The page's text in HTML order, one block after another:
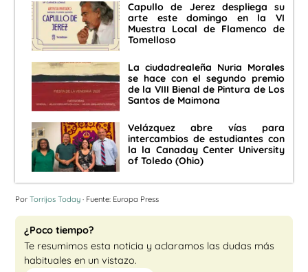
Capullo de Jerez despliega su
arte este domingo en la VI
Muestra Local de Flamenco de
Tomelloso
La ciudadrealeña Nuria Morales
se hace con el segundo premio
de la VIII Bienal de Pintura de Los
Santos de Maimona
Velázquez abre vías para
intercambios de estudiantes con
la la Canaday Center University
of Toledo (Ohio)
Por Torrijos Today · Fuente: Europa Press
¿Poco tiempo?
Te resumimos esta noticia y aclaramos las dudas más
habituales en un vistazo.